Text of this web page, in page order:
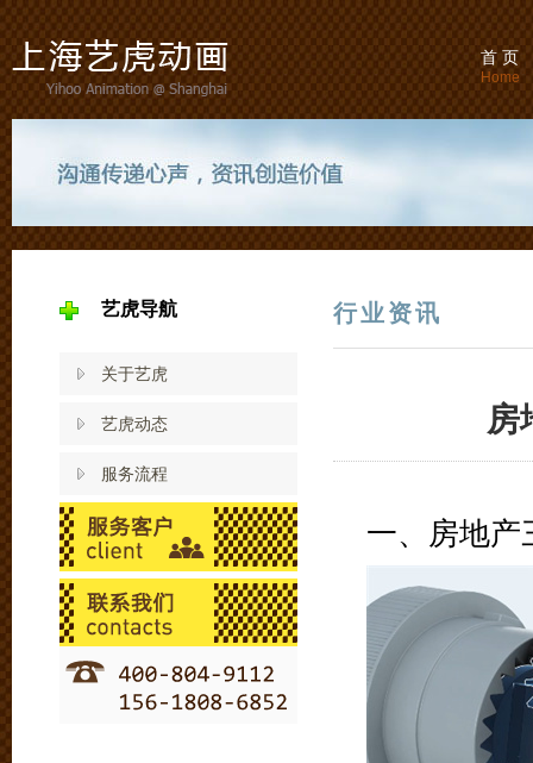
首 页
Home
艺虎导航
关于艺虎
艺虎动态
服务流程
行业资讯
房
一、房地产